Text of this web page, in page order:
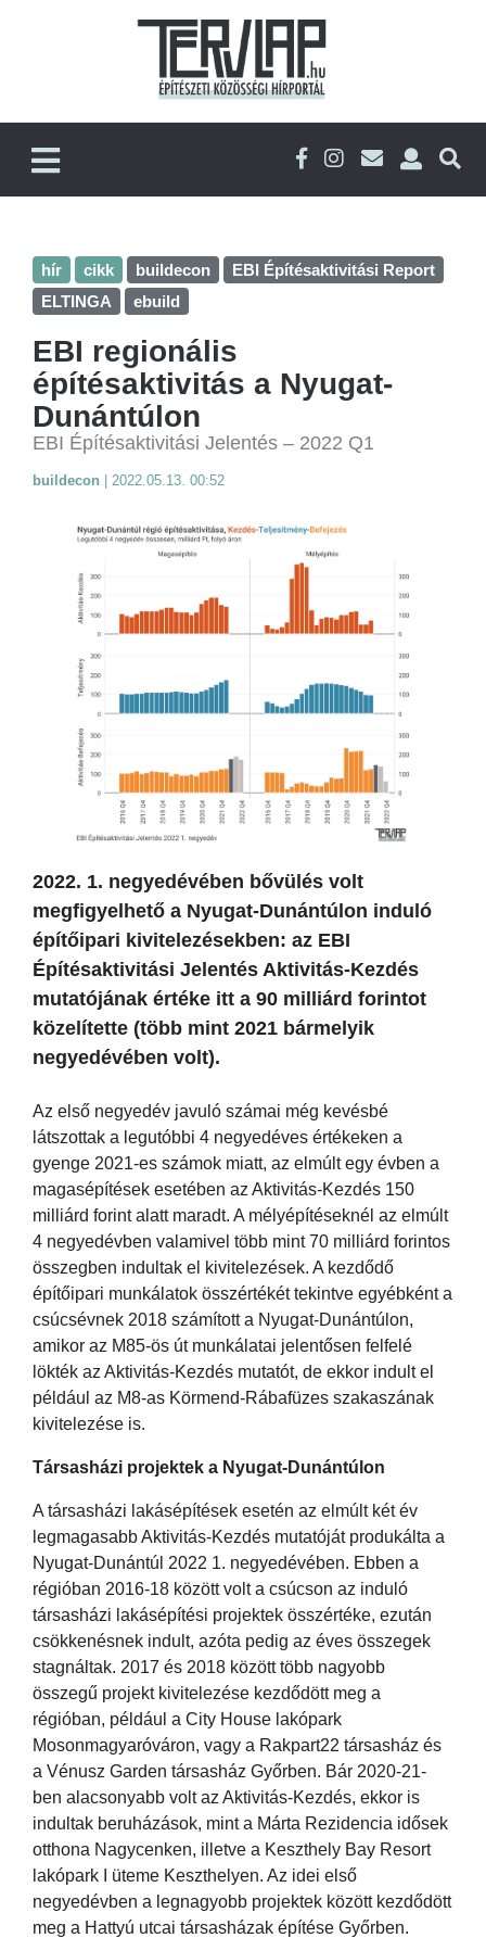
hír cikk buildecon
EBI Építésaktivitási Report
ELTINGA
ebuild
EBI regionális
építésaktivitás a Nyugat-
Dunántúlon
EBI Építésaktivitási Jelentés – 2022 Q1
buildecon 2022.05.13. 00:52
2022. 1. negyedévében bővülés volt
megfigyelhető a Nyugat-Dunántúlon induló
építőipari kivitelezésekben: az EBI
Építésaktivitási Jelentés Aktivitás-Kezdés
mutatójának értéke itt a 90 milliárd forintot
közelítette (több mint 2021 bármelyik
negyedévében volt).
Az első negyedév javuló számai még kevésbé
látszottak a legutóbbi 4 negyedéves értékeken a
gyenge 2021-es számok miatt, az elmúlt egy évben a
magasépítések esetében az Aktivitás-Kezdés 150
milliárd forint alatt maradt. A mélyépítéseknél az elmúlt
4 negyedévben valamivel több mint 70 milliárd forintos
összegben indultak el kivitelezések. A kezdődő
építőipari munkálatok összértékét tekintve egyébként a
csúcsévnek 2018 számított a Nyugat-Dunántúlon,
amikor az M85-ös út munkálatai jelentősen felfelé
lökték az Aktivitás-Kezdés mutatót, de ekkor indult el
például az M8-as Körmend-Rábafüzes szakaszának
kivitelezése is.
Társasházi projektek a Nyugat-Dunántúlon
A társasházi lakásépítések esetén az elmúlt két év
legmagasabb Aktivitás-Kezdés mutatóját produkálta a
Nyugat-Dunántúl 2022 1. negyedévében. Ebben a
régióban 2016-18 között volt a csúcson az induló
társasházi lakásépítési projektek összértéke, ezután
csökkenésnek indult, azóta pedig az éves összegek
stagnáltak. 2017 és 2018 között több nagyobb
összegű projekt kivitelezése kezdődött meg a
régióban, például a City House lakópark
Mosonmagyaróváron, vagy a Rakpart22 társasház és
a Vénusz Garden társasház Győrben. Bár 2020-21-
ben alacsonyabb volt az Aktivitás-Kezdés, ekkor is
indultak beruházások, mint a Márta Rezidencia idősek
otthona Nagycenken, illetve a Keszthely Bay Resort
lakópark I üteme Keszthelyen. Az idei első
negyedévben a legnagyobb projektek között kezdődött
meg a Hattyú utcai társasházak építése Győrben.